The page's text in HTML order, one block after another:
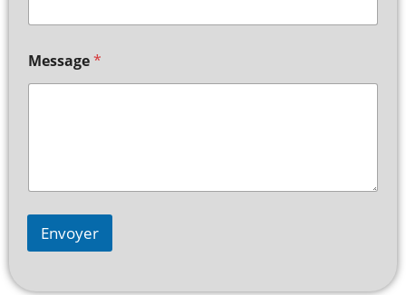
Message*
Envoyer